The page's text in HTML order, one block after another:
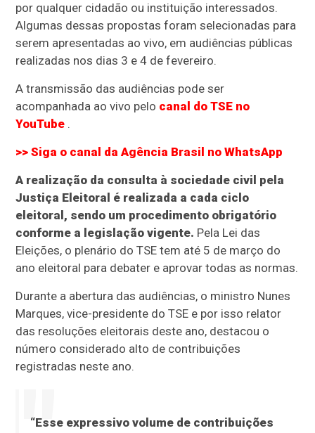
por qualquer cidadão ou instituição interessados.
Algumas dessas propostas foram selecionadas para
serem apresentadas ao vivo, em audiências públicas
realizadas nos dias 3 e 4 de fevereiro.
A transmissão das audiências pode ser
acompanhada ao vivo pelo canal do TSE no
YouTube .
>> Siga o canal daAgência Brasil no WhatsApp
A realização da consulta à sociedade civil pela
Justiça Eleitoral é realizada a cada ciclo
eleitoral, sendo um procedimento obrigatório
conforme a legislação vigente. Pela Lei das
Eleições, o plenário do TSE tem até 5 de março do
ano eleitoral para debater e aprovar todas as normas.
Durante a abertura das audiências, o ministro Nunes
Marques, vice-presidente do TSE e por isso relator
das resoluções eleitorais deste ano, destacou o
número considerado alto de contribuições
registradas neste ano.
“Esse expressivo volume de contribuições